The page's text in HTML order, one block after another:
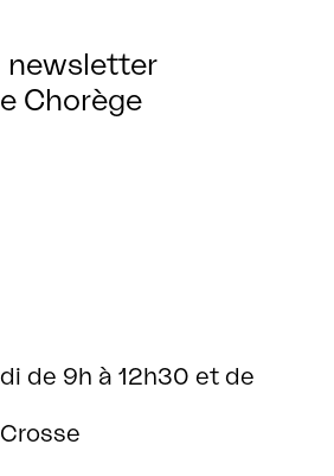
newsletter
Chorège
de 9h à 12h30 et de